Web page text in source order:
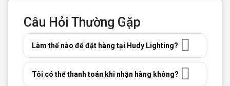
Câu Hỏi Thường Gặp
Làm thế nào để đặt hàng tại Hudy Lighting?
Tôi có thể thanh toán khi nhận hàng không?